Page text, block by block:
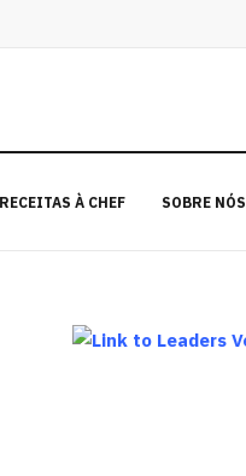
RECEITAS À CHEF SOBRE NÓS